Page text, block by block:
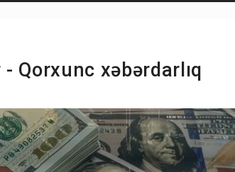
Qorxunc xəbərdarlıq